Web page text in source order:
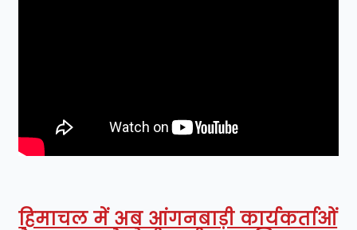
हिमाचल में अब आंगनबाड़ी कार्यकर्ताओं